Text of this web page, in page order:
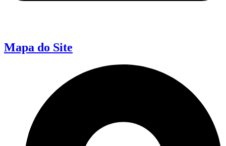
Mapa do Site